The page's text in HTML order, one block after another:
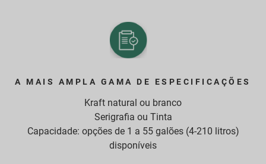
A MAIS AMPLA GAMA DE ESPECIFICAÇÕES
Kraft natural ou branco
Serigrafia ou Tinta
Capacidade: opções de 1 a 55 galões (4-210 litros)
disponíveis